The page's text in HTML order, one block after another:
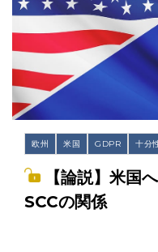
欧州 米国 GDPR 十分
【論説】米国
SCCの関係